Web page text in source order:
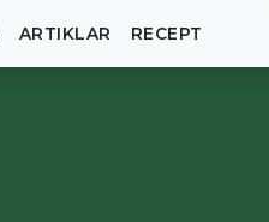
ARTIKLAR RECEPT